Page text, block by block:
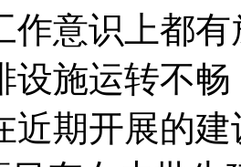
作意识上都
设施运转不
近期开展的